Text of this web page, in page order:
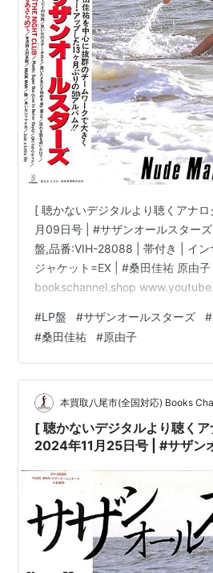
[ 聴かないデジタルより聴くアナ
月09日号 | #サザンオールスター
盤,品番:VIH-28088 | 帯付き | イン
ジャケット=EX | #桑田佳祐 原由子
bookschannel.shop
シミ汚れ有][盤面=EX］［ジャケッ
を新品交換して配送致します］※［
で売切れの場合がございます。何
お願い申し上げます］ [ス…
#LP盤 #サザンオールスターズ #
#桑田佳祐 #原由子
本買取八尾市(全国対応) Books
[ 聴かないデジタルより聴くア
2024年11月25日号 | #サザン
| インサート付き | 盤面=EX ジ
田佳祐 原由子 他 |